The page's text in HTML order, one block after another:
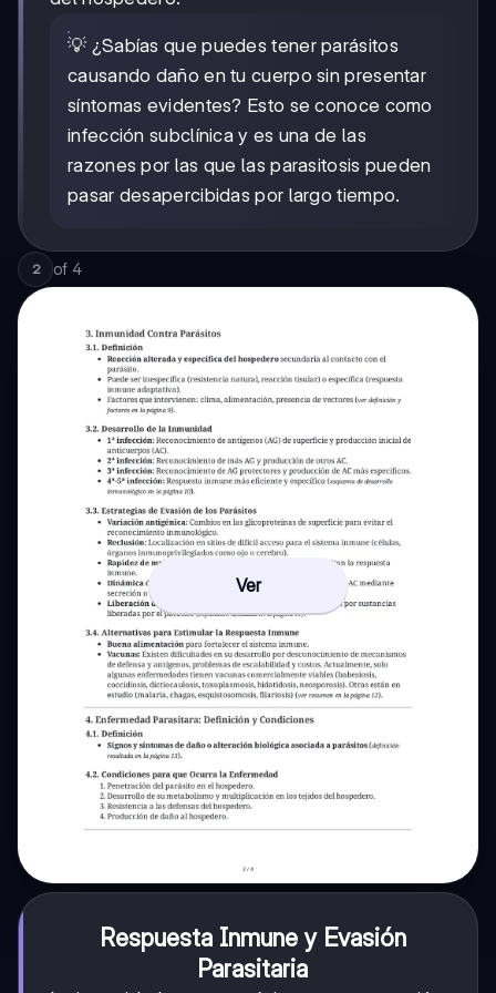
💡 ¿Sabías que puedes tener parásitos
causando daño en tu cuerpo sin presentar
síntomas evidentes? Esto se conoce como
infección subclínica y es una de las
razones por las que las parasitosis pueden
pasar desapercibidas por largo tiempo.
2 of 4
Ver
Respuesta Inmune y Evasión
Parasitaria